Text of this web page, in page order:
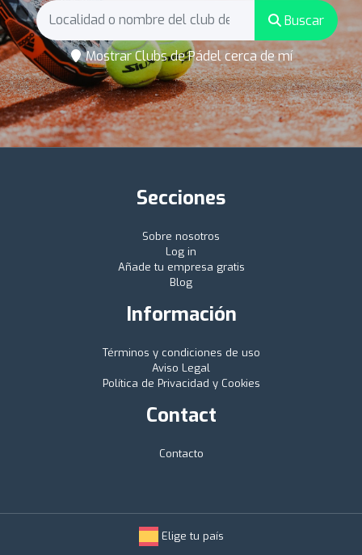
Buscar
Mostrar Clubs de Pádel cerca de mí
Secciones
Sobre nosotros
Log in
Añade tu empresa gratis
Blog
Información
Términos y condiciones de uso
Aviso Legal
Política de Privacidad y Cookies
Contact
Contacto
Elige tu país